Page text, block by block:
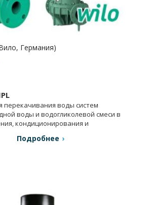
Германия)
перекачивания воды систем
воды и водогликолевой смеси в
кондиционирования и
Подробнее